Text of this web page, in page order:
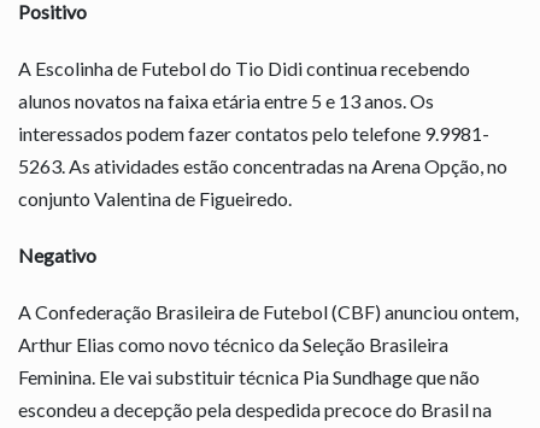
Positivo
A Escolinha de Futebol do Tio Didi continua recebendo
alunos novatos na faixa etária entre 5 e 13 anos. Os
interessados podem fazer contatos pelo telefone 9.9981-
5263. As atividades estão concentradas na Arena Opção, no
conjunto Valentina de Figueiredo.
Negativo
A Confederação Brasileira de Futebol (CBF) anunciou ontem,
Arthur Elias como novo técnico da Seleção Brasileira
Feminina. Ele vai substituir técnica Pia Sundhage que não
escondeu a decepção pela despedida precoce do Brasil na